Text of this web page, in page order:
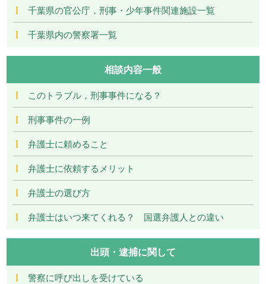
千葉県の官公庁，刑事・少年事件関連施設一覧
千葉県内の警察署一覧
相談内容一般
このトラブル，刑事事件になる？
刑事事件の一例
弁護士に頼めること
弁護士に依頼するメリット
弁護士の選び方
弁護士はいつ来てくれる？ 国選弁護人との違い
出頭・逮捕に関して
警察に呼び出しを受けている